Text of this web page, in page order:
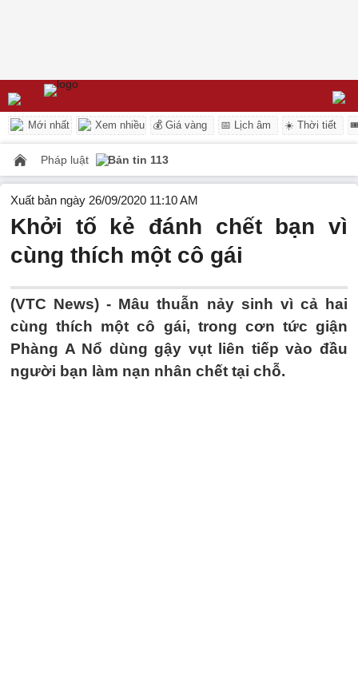
Mới nhất Xem nhiều 💰 Giá vàng 📅 Lịch âm ☀️ Thời tiết
Pháp luật Bản tin 113
Xuất bản ngày 26/09/2020 11:10 AM
Khởi tố kẻ đánh chết bạn vì
cùng thích một cô gái
(VTC News) - Mâu thuẫn nảy sinh vì cả hai
cùng thích một cô gái, trong cơn tức giận
Phàng A Nổ dùng gậy vụt liên tiếp vào đầu
người bạn làm nạn nhân chết tại chỗ.